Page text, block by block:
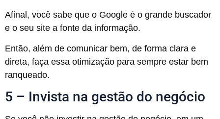
Afinal, você sabe que o Google é o grande buscador
e o seu site a fonte da informação.
Então, além de comunicar bem, de forma clara e
direta, faça essa otimização para sempre estar bem
ranqueado.
5 – Invista na gestão do negócio